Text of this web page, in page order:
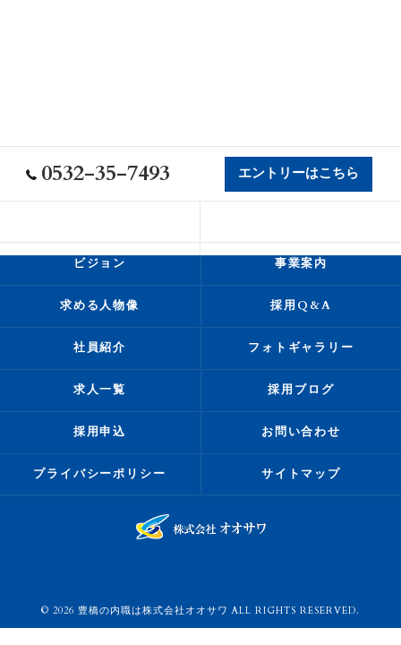
0532-35-7493 エントリーはこちら
ビジョン 事業案内
求める人物像 採用Q&A
社員紹介 フォトギャラリー
求人一覧 採用ブログ
採用申込 お問い合わせ
プライバシーポリシー サイトマップ
© 2026 豊橋の内職は株式会社オオサワ ALL RIGHTS RESERVED.